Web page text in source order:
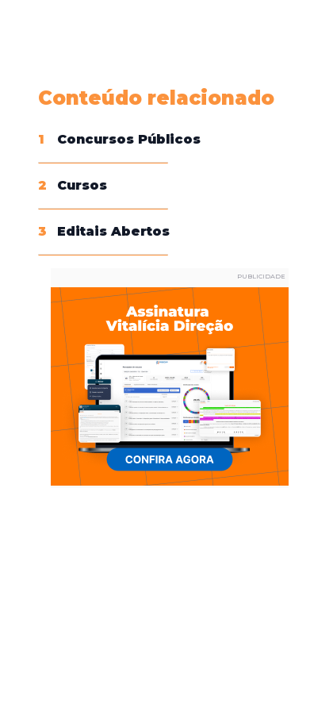
Conteúdo relacionado
1 Concursos Públicos
2 Cursos
3 Editais Abertos
PUBLICIDADE